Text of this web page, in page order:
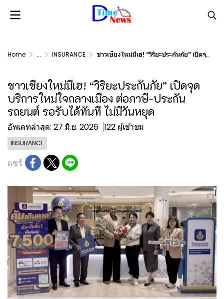
Home ... INSURANCE ชาวเชียงใหม่มีเฮ! “วิริยะประกันภัย” เปิดจุดบริการใหม่ใจกลางเมือง ต่อภาษี-ประกันรถยนต์ รอรับได้ทันที ไม่มีวันหยุด
ชาวเชียงใหม่มีเฮ! “วิริยะประกันภัย” เปิดจุด
บริการใหม่ใจกลางเมือง ต่อภาษี-ประกัน
รถยนต์ รอรับได้ทันที ไม่มีวันหยุด
อัพเดทล่าสุด: 27 มิ.ย. 2026 122 ผู้เข้าชม
INSURANCE
แชร์